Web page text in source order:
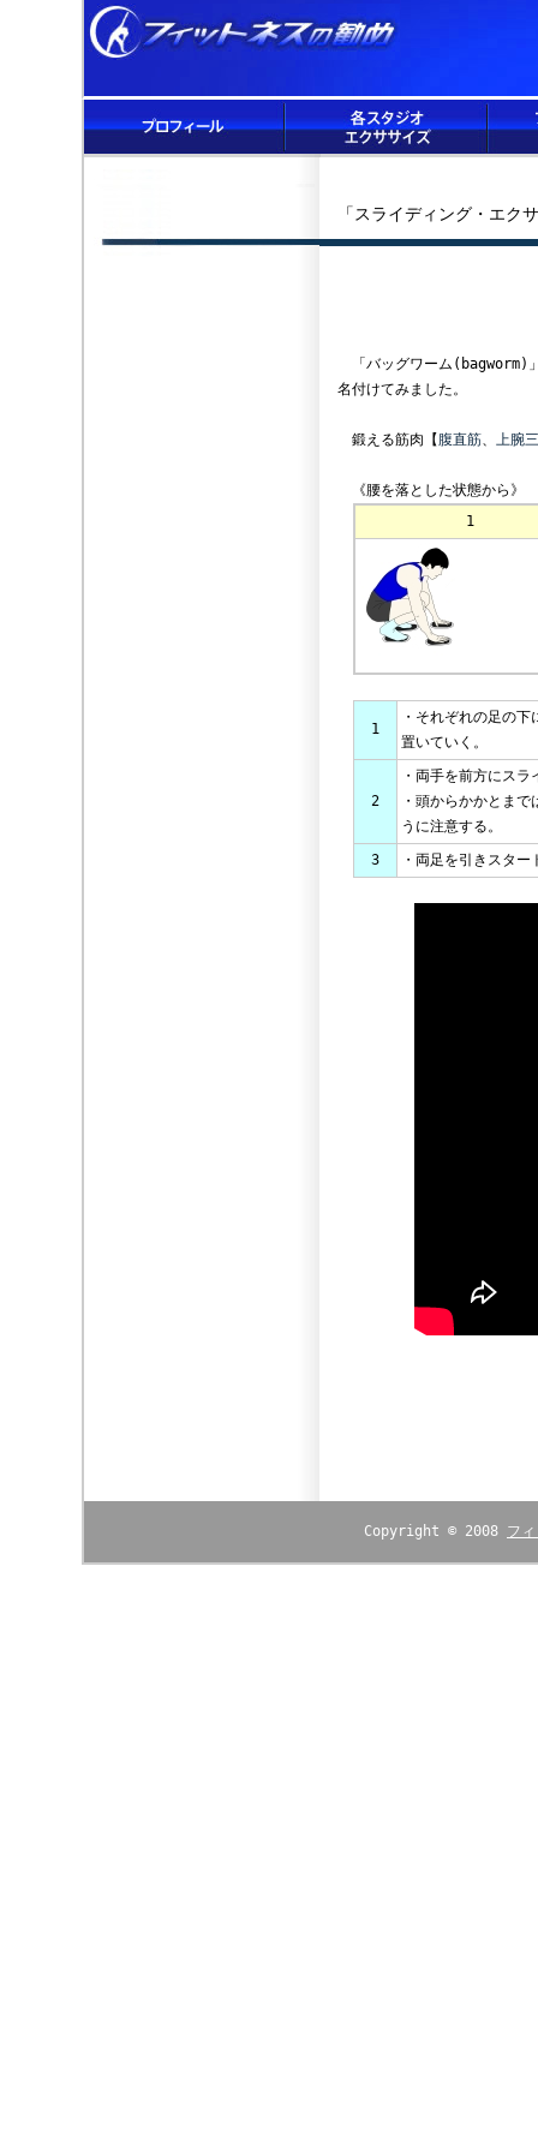
「スライディング・エク
「バッグワーム(bagworm)
名付けてみました。
鍛える筋肉【 腹直筋、 上腕
《腰を落とした状態から》
1
1
・それぞれの足の
置いていく。
2
・両手を前方にス
・頭からかかとま
うに注意する。
3
・両足を引きスタ
Copyright © 2008 フ